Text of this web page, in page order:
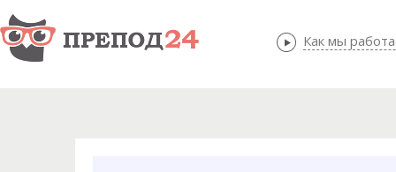
Как мы
Как мы